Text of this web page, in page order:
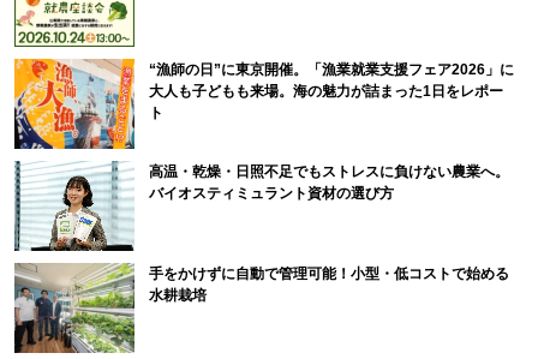
“漁師の日”に東京開催。「漁業就業支援フェア2026」に
大人も子どもも来場。海の魅力が詰まった1日をレポー
ト
高温・乾燥・日照不足でもストレスに負けない農業へ。
バイオスティミュラント資材の選び方
手をかけずに自動で管理可能！小型・低コストで始める
水耕栽培